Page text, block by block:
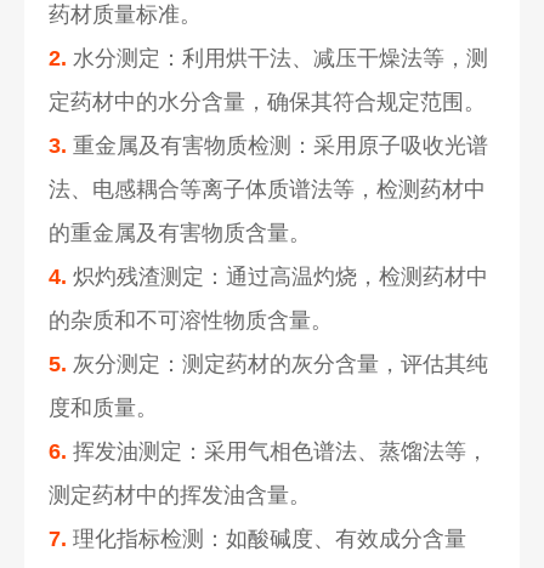
药材质量标准。
2. 水分测定：利用烘干法、减压干燥法等，测
定药材中的水分含量，确保其符合规定范围。
3. 重金属及有害物质检测：采用原子吸收光谱
法、电感耦合等离子体质谱法等，检测药材中
的重金属及有害物质含量。
4. 炽灼残渣测定：通过高温灼烧，检测药材中
的杂质和不可溶性物质含量。
5. 灰分测定：测定药材的灰分含量，评估其纯
度和质量。
6. 挥发油测定：采用气相色谱法、蒸馏法等，
测定药材中的挥发油含量。
7. 理化指标检测：如酸碱度、有效成分含量